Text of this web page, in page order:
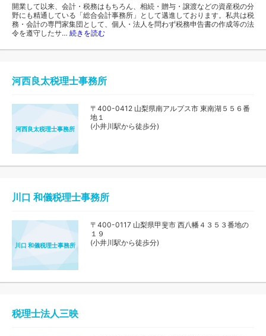
開業して以来、会計・税務はもちろん、相続・贈与・譲渡などの資産税の分
野にも精通している「総合会計事務所」として邁進しております。私共は税
務・会計の専門家集団として、個人・法人を問わず税務申告書の作成等の法
令を遵守したサ… 続きを読む
河西良太税理士事務所
河西良太税理士事務所
〒400-0412 山梨県南アルプス市 東南湖５５６番
地１
(小井川駅から徒歩分)
川口 和儀税理士事務所
川口 和儀税理士事務所
〒400-0117 山梨県甲斐市 西八幡４３５３番地の
１９
(小井川駅から徒歩分)
税理士法人三映